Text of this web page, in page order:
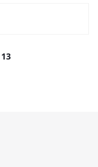
13